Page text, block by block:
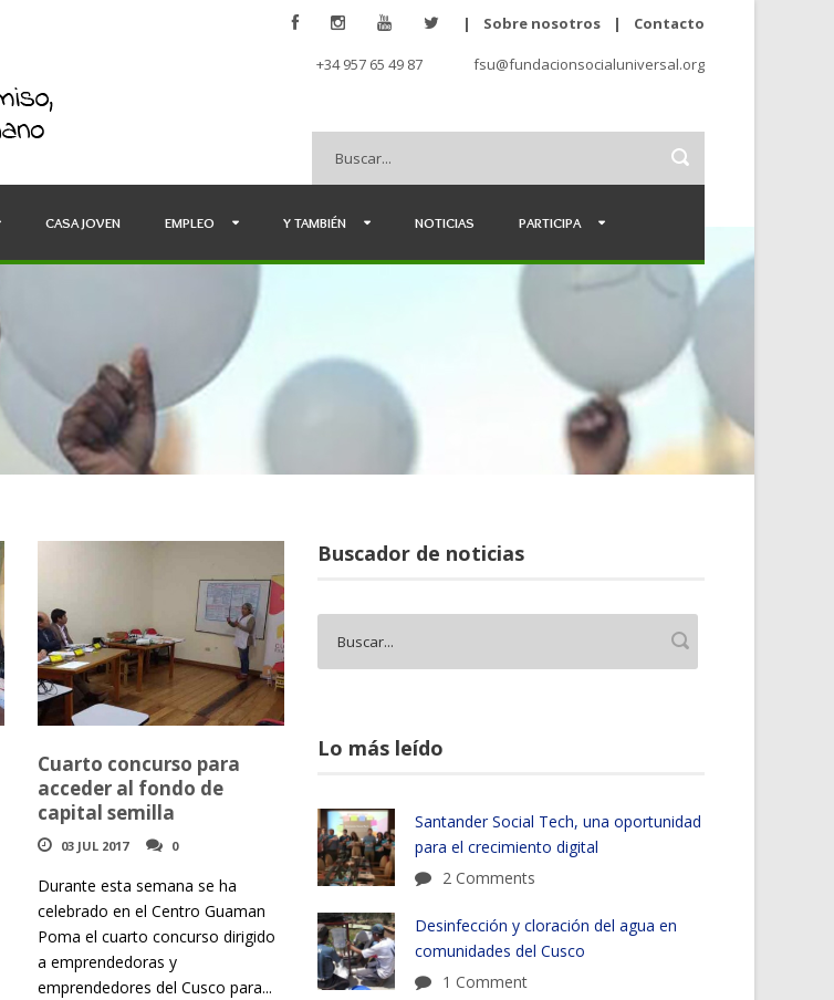
| Sobre nosotros | Contacto
+34 957 65 49 87 fsu@fundacionsocialuniversal.org
CASA JOVEN EMPLEO Y TAMBIÉN NOTICIAS PARTICIPA
Cuarto concurso para
acceder al fondo de
capital semilla
03 JUL 2017 0
Durante esta semana se ha
celebrado en el Centro Guaman
Poma el cuarto concurso dirigido
a emprendedoras y
emprendedores del Cusco para...
Buscador de noticias
Lo más leído
Santander Social Tech, una oportunidad
para el crecimiento digital
2 Comments
Desinfección y cloración del agua en
comunidades del Cusco
1 Comment